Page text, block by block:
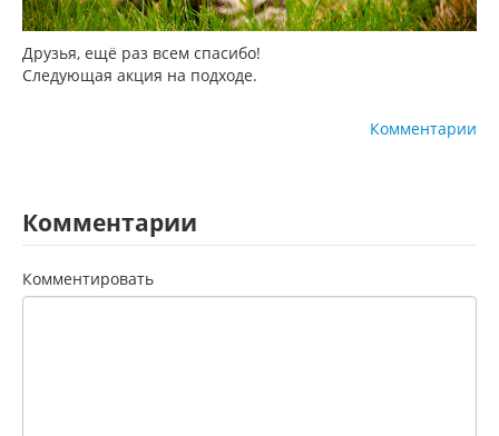
Друзья, ещё раз всем спасибо!
Следующая акция на подходе.
Комментарии
Комментарии
Комментировать